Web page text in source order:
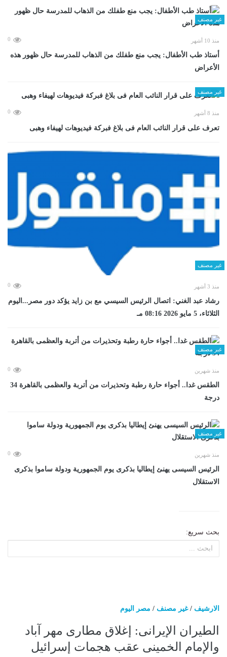
غير مصنف
منذ 10 أشهر 0
أستاذ طب الأطفال: يجب منع طفلك من الذهاب للمدرسة حال ظهور هذه
الأعراض
غير مصنف
منذ 8 أشهر 0
تعرف على قرار النائب العام فى بلاغ فبركة فيديوهات لهيفاء وهبى
غير مصنف
منذ 3 أشهر 0
رشاد عبد الغني: اتصال الرئيس السيسي مع بن زايد يؤكد دور مصر...اليوم
الثلاثاء، 5 مايو 2026 08:16 مـ
غير مصنف
منذ شهرين 0
الطقس غدا.. أجواء حارة رطبة وتحذيرات من أتربة والعظمى بالقاهرة 34
درجة
غير مصنف
منذ شهرين 0
الرئيس السيسى يهنئ إيطاليا بذكرى يوم الجمهورية ودولة ساموا بذكرى
الاستقلال
بحث سريع:
الارشيف /غير مصنف / مصر اليوم
الطيران الإيرانى: إغلاق مطارى مهر آباد
والإمام الخمينى عقب هجمات إسرائيل